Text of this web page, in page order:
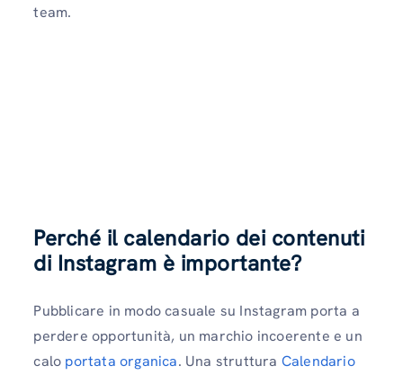
team.
Perché il calendario dei contenuti
di Instagram è importante?
Pubblicare in modo casuale su Instagram porta a
perdere opportunità, un marchio incoerente e un
calo portata organica. Una struttura Calendario